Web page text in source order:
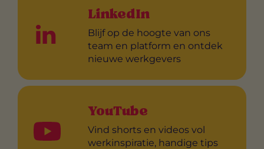
LinkedIn
Blijf op de hoogte van ons
team en platform en ontdek
nieuwe werkgevers
YouTube
Vind shorts en videos vol
werkinspiratie, handige tips